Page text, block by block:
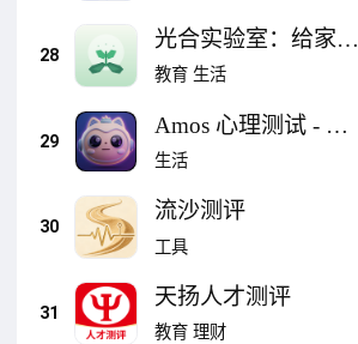
28
光合实验室：给家长
使用的专注力与学习
教育 生活
29
Amos 心理测试 - 有
趣且专业的性格测评
生活
30
流沙测评
工具
31
天扬人才测评
教育 理财